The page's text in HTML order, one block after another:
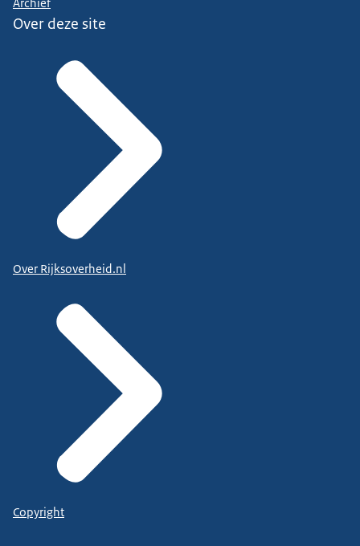
Archief
Over deze site
Over Rijksoverheid.nl
Copyright